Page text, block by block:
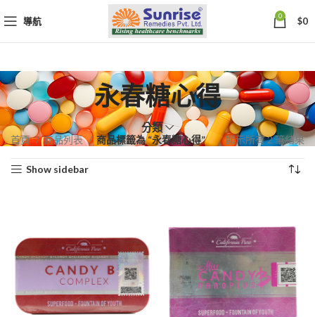
導航 0 $0
永春糖心得
分類
首頁 商品列表 商品標籤為 “永春糖心得” 顯示所有 2 筆結果依
Show sidebar